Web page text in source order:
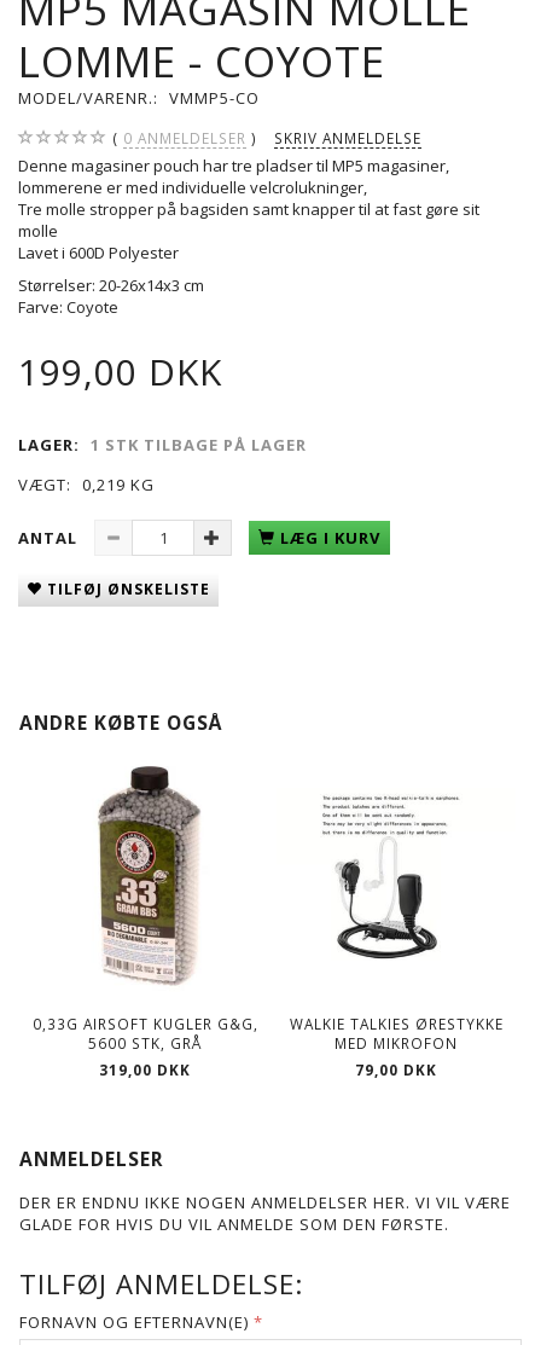
LOMME - COYOTE
MODEL/VARENR.: VMMP5-CO
0 ANMELDELSER SKRIV ANMELDELSE
Denne magasiner pouch har tre pladser til MP5 magasiner,
lommerene er med individuelle velcrolukninger,
Tre molle stropper på bagsiden samt knapper til at fast gøre sit
molle
Lavet i 600D Polyester
Størrelser: 20-26x14x3 cm
Farve: Coyote
199,00 DKK
LAGER:
1 STK TILBAGE PÅ LAGER
VÆGT:
0,219 KG
ANTAL LÆG I KURV
TILFØJ ØNSKELISTE
ANDRE KØBTE OGSÅ
0,33G AIRSOFT KUGLER G&G,
5600 STK, GRÅ
319,00 DKK
WALKIE TALKIES ØRESTYKKE
MED MIKROFON
79,00 DKK
ANMELDELSER
DER ER ENDNU IKKE NOGEN ANMELDELSER HER. VI VIL VÆRE
GLADE FOR HVIS DU VIL ANMELDE SOM DEN FØRSTE.
TILFØJ ANMELDELSE:
FORNAVN OG EFTERNAVN(E)